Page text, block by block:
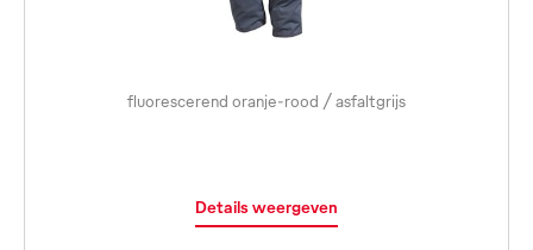
fluorescerend oranje-rood / asfaltgrijs
Details weergeven